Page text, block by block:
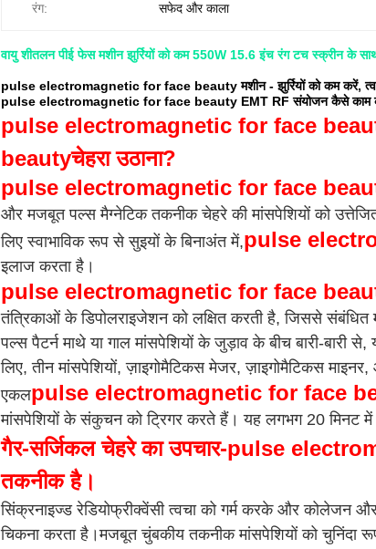
रंग: सफेद और काला
वायु शीतलन पीई फेस मशीन झुर्रियों को कम 550W 15.6 इंच रंग टच स्क्रीन के
pulse electromagnetic for face beauty मशीन - झुर्रियों को कम करें,
pulse electromagnetic for face beauty EMT RF संयोजन कैसे काम
pulse electromagnetic for face
beautyचेहरा उठाना?
pulse electromagnetic for face
और मजबूत पल्स मैग्नेटिक तकनीक चेहरे की मांसपेशियों को
लिए स्वाभाविक रूप से सुइयों के बिनाअंत में,pulse
इलाज करता है।
pulse electromagnetic for face
तंत्रिकाओं के डिपोलराइजेशन को लक्षित करती है, जिससे
पल्स पैटर्न माथे या गाल मांसपेशियों के जुड़ाव के बीच बारी-बारी
लिए, तीन मांसपेशियों, ज़ाइगोमैटिकस मेजर, ज़ाइगोमैटिकस माइनर,
एकलpulse electromagnetic for face
मांसपेशियों के संकुचन को ट्रिगर करते हैं। यह लगभग 20 मिनट में
गैर-सर्जिकल चेहरे का उपचार-pulse
तकनीक है।
सिंक्रनाइज्ड रेडियोफ्रीक्वेंसी त्वचा को गर्म करके और कोलेजन
चिकना करता है।मजबूत चुंबकीय तकनीक मांसपेशियों को